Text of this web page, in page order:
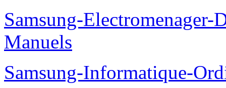
Samsung-
Manuels
Samsung-Informatique-